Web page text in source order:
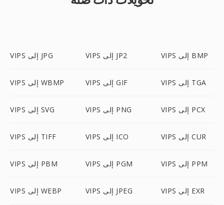
VIPS إلى JPG VIPS إلى JP2 VIPS إلى BMP
VIPS إلى WBMP VIPS إلى GIF VIPS إلى TGA
VIPS إلى SVG VIPS إلى PNG VIPS إلى PCX
VIPS إلى TIFF VIPS إلى ICO VIPS إلى CUR
VIPS إلى PBM VIPS إلى PGM VIPS إلى PPM
VIPS إلى WEBP VIPS إلى JPEG VIPS إلى EXR